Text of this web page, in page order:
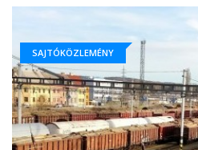
SAJTÓKÖZLEMÉNY